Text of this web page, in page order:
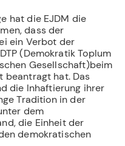
hat die EJDM die
dass der
ein Verbot der
(Demokratik Toplum
Gesellschaft)beim
beantragt hat. Das
die Inhaftierung ihrer
Tradition in der
dem
die Einheit der
demokratischen